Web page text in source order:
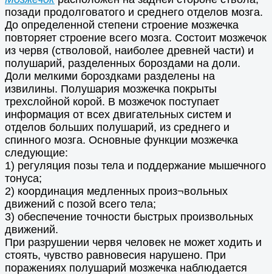
позади продолговатого и среднего отделов мозга.
До определенной степени строение мозжечка
повторяет строение всего мозга. Состоит мозжечок
из червя (стволовой, наиболее древней части) и
полушарий, разделенных бороздами на доли.
Доли мелкими бороздками разделены на
извилины. Полушария мозжечка покрыты
трехслойной корой. В мозжечок поступает
информация от всех двигательных систем и
отделов больших полушарий, из среднего и
спинного мозга. Основные функции мозжечка
следующие:
1) регуляция позы тела и поддержание мышечного
тонуса;
2) координация медленных произ¬вольных
движений с позой всего тела;
3) обеспечение точности быстрых произвольных
движений.
При разрушении червя человек не может ходить и
стоять, чувство равновесия нарушено. При
поражениях полушарий мозжечка наблюдается